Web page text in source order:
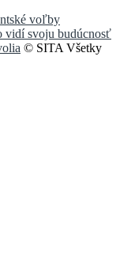
voľby
vidí svoju budúcnosť
© SITA Všetky